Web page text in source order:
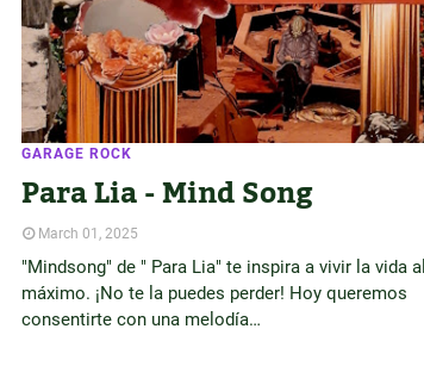
GARAGE ROCK
Para Lia - Mind Song
March 01, 2025
"Mindsong" de " Para Lia" te inspira a vivir la vida al
máximo. ¡No te la puedes perder! Hoy queremos
consentirte con una melodía…